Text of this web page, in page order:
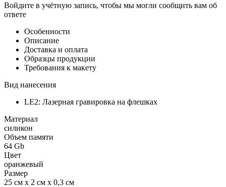
Войдите в учётную запись, чтобы мы могли сообщить вам об
ответе
Особенности
Описание
Доставка и оплата
Образцы продукции
Требования к макету
Вид нанесения
LE2: Лазерная гравировка на флешках
Материал
силикон
Объем памяти
64 Gb
Цвет
оранжевый
Размер
25 см х 2 см х 0,3 см